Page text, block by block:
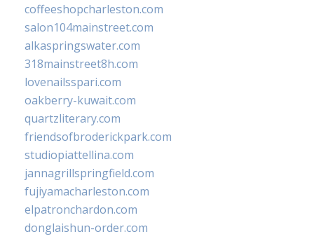
coffeeshopcharleston.com
salon104mainstreet.com
alkaspringswater.com
318mainstreet8h.com
lovenailsspari.com
oakberry-kuwait.com
quartzliterary.com
friendsofbroderickpark.com
studiopiattellina.com
jannagrillspringfield.com
fujiyamacharleston.com
elpatronchardon.com
donglaishun-order.com